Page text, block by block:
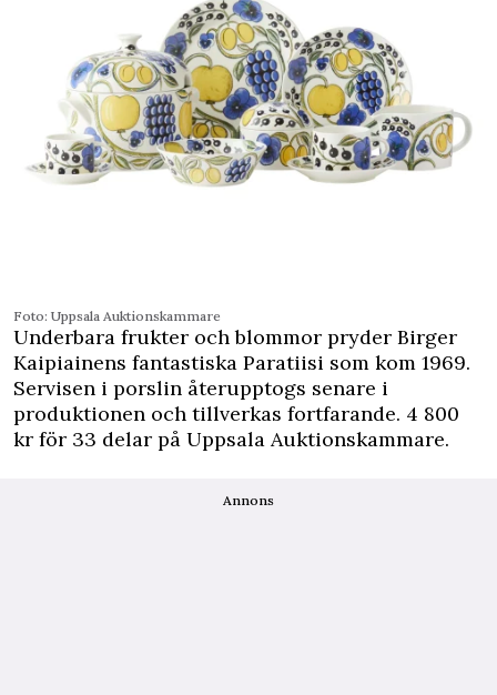
Foto: Uppsala Auktionskammare
Underbara frukter och blommor pryder Birger
Kaipiainens fantastiska Paratiisi som kom 1969.
Servisen i porslin återupptogs senare i
produktionen och tillverkas fortfarande. 4 800
kr för 33 delar på Uppsala Auktionskammare.
Annons